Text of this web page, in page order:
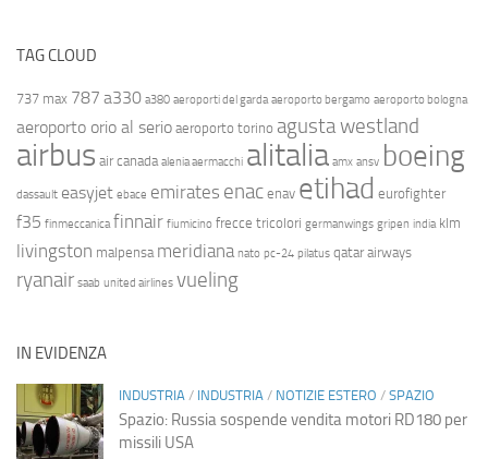
TAG CLOUD
737 max 787 a330 a380 aeroporti del garda aeroporto bergamo aeroporto bologna
aeroporto orio al serio aeroporto torino agusta westland
airbus air canada alenia aermacchi alitalia amx ansv boeing
dassault easyjet ebace emirates enac enav etihad eurofighter
f35 finmeccanica finnair fiumicino frecce tricolori germanwings gripen india klm
livingston malpensa meridiana nato pc-24 pilatus qatar airways
ryanair saab united airlines vueling
IN EVIDENZA
INDUSTRIA / INDUSTRIA / NOTIZIE ESTERO / SPAZIO
Spazio: Russia sospende vendita motori RD180 per
missili USA